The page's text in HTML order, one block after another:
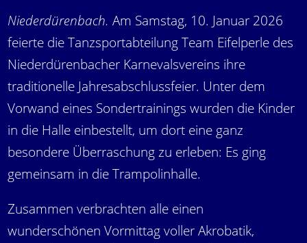
Niederdürenbach. Am Samstag, 10. Januar 2026
feierte die Tanzsportabteilung Team Eifelperle des
Niederdürenbacher Karnevalsvereins ihre
traditionelle Jahresabschlussfeier. Unter dem
Vorwand eines Sondertrainings wurden die Kinder
in die Halle einbestellt, um dort eine ganz
besondere Überraschung zu erleben: Es ging
gemeinsam in die Trampolinhalle.
Zusammen verbrachten alle einen
wunderschönen Vormittag voller Akrobatik,